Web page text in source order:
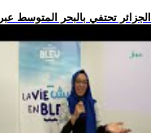
.. الجزائر تحتفي بالبحر المتوسط